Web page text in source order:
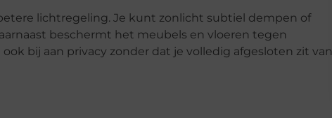
lichtregeling. Je kunt zonlicht subtiel dempen of
beschermt het meubels en vloeren tegen
bij aan privacy zonder dat je volledig afgesloten zit van